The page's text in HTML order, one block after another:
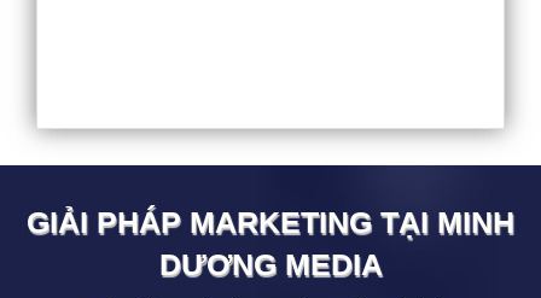
GIẢI PHÁP MARKETING TẠI MINH
DƯƠNGMEDIA